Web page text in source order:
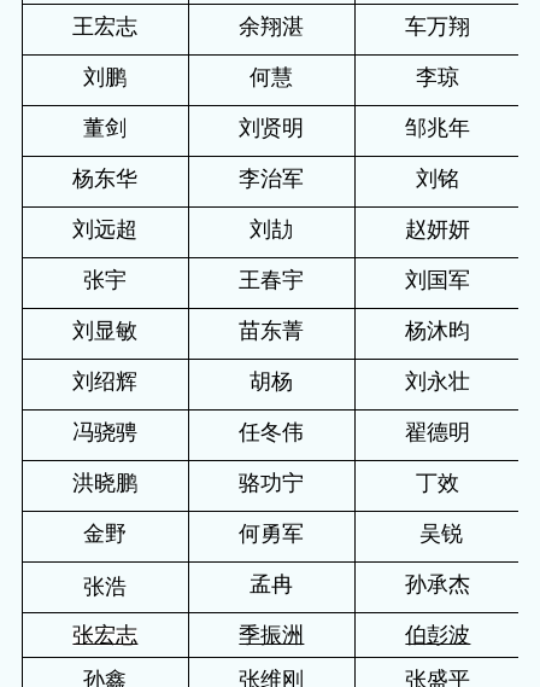
王宏志 余翔湛 车万翔
刘鹏 何慧 李琼
董剑 刘贤明 邹兆年
杨东华 李治军 刘铭
刘远超 刘劼 赵妍妍
张宇 王春宇 刘国军
刘显敏 苗东菁 杨沐昀
刘绍辉 胡杨 刘永壮
冯骁骋 任冬伟 翟德明
洪晓鹏 骆功宁 丁效
金野 何勇军 吴锐
张浩 孟冉 孙承杰
张宏志 季振洲
伯彭波
孙鑫
张维刚 张盛平